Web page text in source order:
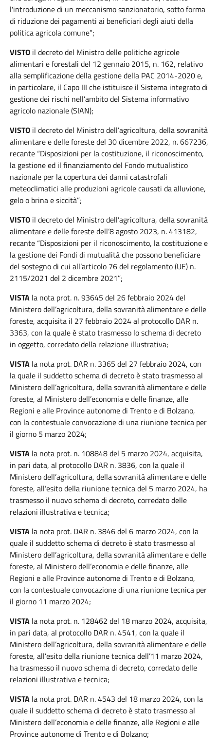
l'introduzione di un meccanismo sanzionatorio, sotto forma
di riduzione dei pagamenti ai beneficiari degli aiuti della
politica agricola comune”;
VISTO il decreto del Ministro delle politiche agricole
alimentari e forestali del 12 gennaio 2015, n. 162, relativo
alla semplificazione della gestione della PAC 2014-2020 e,
in particolare, il Capo III che istituisce il Sistema integrato di
gestione dei rischi nell’ambito del Sistema informativo
agricolo nazionale (SIAN);
VISTO il decreto del Ministro dell’agricoltura, della sovranità
alimentare e delle foreste del 30 dicembre 2022, n. 667236,
recante “Disposizioni per la costituzione, il riconoscimento,
la gestione ed il finanziamento del Fondo mutualistico
nazionale per la copertura dei danni catastrofali
meteoclimatici alle produzioni agricole causati da alluvione,
gelo o brina e siccità”;
VISTO il decreto del Ministro dell’agricoltura, della sovranità
alimentare e delle foreste dell’8 agosto 2023, n. 413182,
recante “Disposizioni per il riconoscimento, la costituzione e
la gestione dei Fondi di mutualità che possono beneficiare
del sostegno di cui all’articolo 76 del regolamento (UE) n.
2115/2021 del 2 dicembre 2021”;
VISTA la nota prot. n. 93645 del 26 febbraio 2024 del
Ministero dell’agricoltura, della sovranità alimentare e delle
foreste, acquisita il 27 febbraio 2024 al protocollo DAR n.
3363, con la quale è stato trasmesso lo schema di decreto
in oggetto, corredato della relazione illustrativa;
VISTA la nota prot. DAR n. 3365 del 27 febbraio 2024, con
la quale il suddetto schema di decreto è stato trasmesso al
Ministero dell’agricoltura, della sovranità alimentare e delle
foreste, al Ministero dell’economia e delle finanze, alle
Regioni e alle Province autonome di Trento e di Bolzano,
con la contestuale convocazione di una riunione tecnica per
il giorno 5 marzo 2024;
VISTA la nota prot. n. 108848 del 5 marzo 2024, acquisita,
in pari data, al protocollo DAR n. 3836, con la quale il
Ministero dell’agricoltura, della sovranità alimentare e delle
foreste, all’esito della riunione tecnica del 5 marzo 2024, ha
trasmesso il nuovo schema di decreto, corredato delle
relazioni illustrativa e tecnica;
VISTA la nota prot. DAR n. 3846 del 6 marzo 2024, con la
quale il suddetto schema di decreto è stato trasmesso al
Ministero dell’agricoltura, della sovranità alimentare e delle
foreste, al Ministero dell’economia e delle finanze, alle
Regioni e alle Province autonome di Trento e di Bolzano,
con la contestuale convocazione di una riunione tecnica per
il giorno 11 marzo 2024;
VISTA la nota prot. n. 128462 del 18 marzo 2024, acquisita,
in pari data, al protocollo DAR n. 4541, con la quale il
Ministero dell’agricoltura, della sovranità alimentare e delle
foreste, all’esito della riunione tecnica dell’11 marzo 2024,
ha trasmesso il nuovo schema di decreto, corredato delle
relazioni illustrativa e tecnica;
VISTA la nota prot. DAR n. 4543 del 18 marzo 2024, con la
quale il suddetto schema di decreto è stato trasmesso al
Ministero dell’economia e delle finanze, alle Regioni e alle
Province autonome di Trento e di Bolzano;